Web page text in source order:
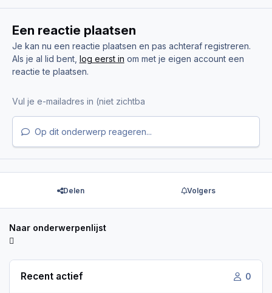
Een reactie plaatsen
Je kan nu een reactie plaatsen en pas achteraf registreren.
Als je al lid bent, log eerst in om met je eigen account een
reactie te plaatsen.
Op dit onderwerp reageren...
Delen Volgers
Naar onderwerpenlijst
Recent actief 0